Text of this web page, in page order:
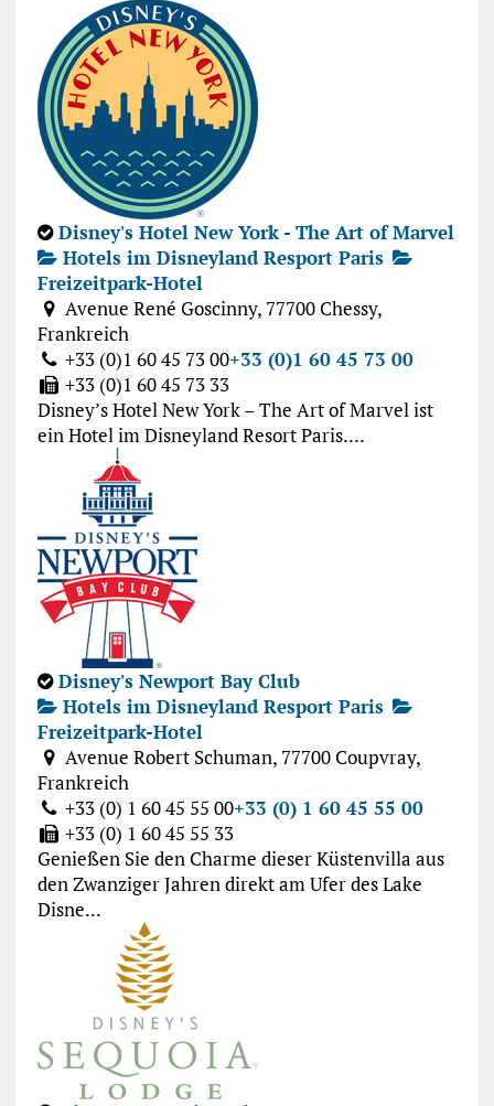
Disney's Hotel New York - The Art of Marvel
Hotels im Disneyland Resport Paris
Freizeitpark-Hotel
Avenue René Goscinny, 77700 Chessy,
Frankreich
+33 (0)1 60 45 73 00+33 (0)1 60 45 73 00
+33 (0)1 60 45 73 33
Disney’s Hotel New York – The Art of Marvel ist
ein Hotel im Disneyland Resort Paris....
Disney's Newport Bay Club
Hotels im Disneyland Resport Paris
Freizeitpark-Hotel
Avenue Robert Schuman, 77700 Coupvray,
Frankreich
+33 (0) 1 60 45 55 00+33 (0) 1 60 45 55 00
+33 (0) 1 60 45 55 33
Genießen Sie den Charme dieser Küstenvilla aus
den Zwanziger Jahren direkt am Ufer des Lake
Disne...